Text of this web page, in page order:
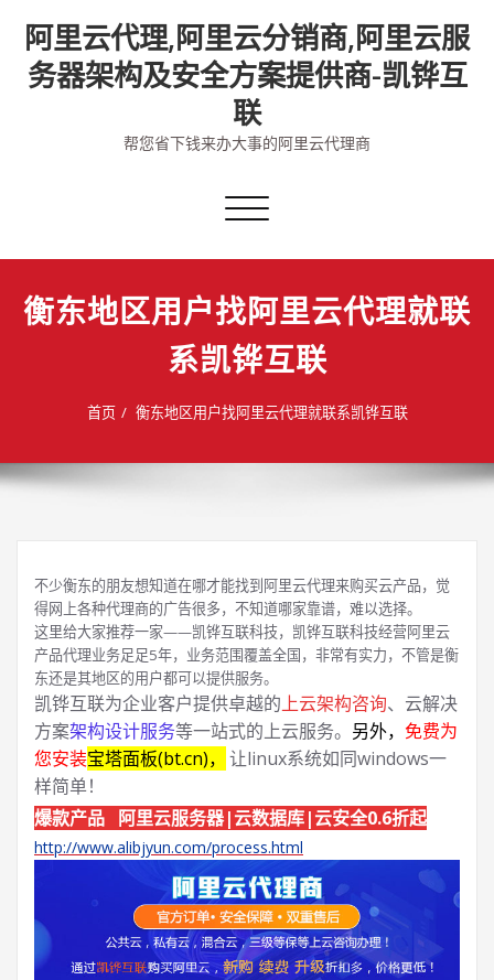
content
阿里云代理,阿里云分销商,阿里云服
务器架构及安全方案提供商-凯铧互
联
帮您省下钱来办大事的阿里云代理商
切
导
衡东地区用户找阿里云代理就联
系凯铧互联
首页 衡东地区用户找阿里云代理就联系凯铧互联
不少衡东的朋友想知道在哪才能找到阿里云代理来购买云产品，觉
得网上各种代理商的广告很多，不知道哪家靠谱，难以选择。
这里给大家推荐一家——凯铧互联科技，凯铧互联科技经营阿里云
产品代理业务足足5年，业务范围覆盖全国，非常有实力，不管是衡
东还是其地区的用户都可以提供服务。
凯铧互联为企业客户提供卓越的上云架构咨询、云解决
方案架构设计服务等一站式的上云服务。 另外， 免费为
您安装宝塔面板(bt.cn)， 让linux系统如同windows一
样简单！
爆款产品 阿里云服务器|云数据库|云安全0.6折起
http://www.alibjyun.com/process.html